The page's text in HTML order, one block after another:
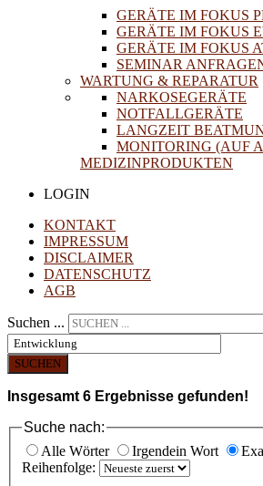
GERÄTE IM FOKUS
GERÄTE IM FOKUS
GERÄTE IM FOKUS
SEMINAR
WARTUNG & REPARATUR
NARKOSEGERÄTE
NOTFALLGERÄTE
LANGZEIT
MONITORING (AUF
MEDIZINPRODUKTEN
LOGIN
KONTAKT
IMPRESSUM
DISCLAIMER
DATENSCHUTZ
AGB
Suchen ...
SUCHEN
Insgesamt 6 Ergebnisse gefunden!
Suche nach:
Alle Wörter
Irgendein Wort
Reihenfolge: